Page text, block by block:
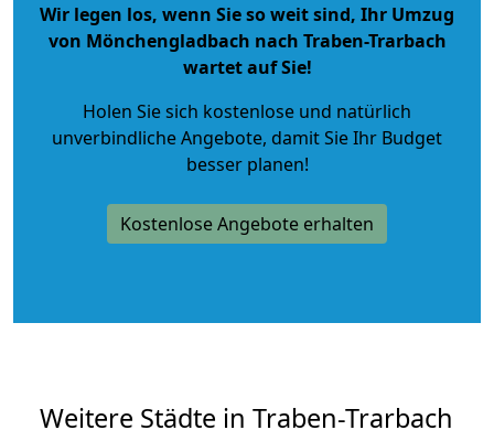
Wir legen los, wenn Sie so weit sind, Ihr Umzug
von Mönchengladbach nach Traben-Trarbach
wartet auf Sie!
Holen Sie sich kostenlose und natürlich
unverbindliche Angebote, damit Sie Ihr Budget
besser planen!
Kostenlose Angebote erhalten
Weitere Städte in Traben-Trarbach